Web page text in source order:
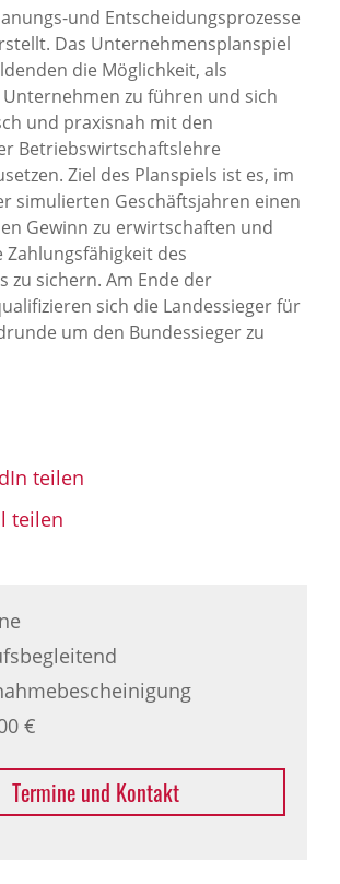
und Entscheidungsprozesse
Das Unternehmensplanspiel
die Möglichkeit, als
Unternehmen zu führen und sich
und praxisnah mit den
Betriebswirtschaftslehre
Ziel des Planspiels ist es, im
simulierten Geschäftsjahren einen
Gewinn zu erwirtschaften und
Zahlungsfähigkeit des
zu sichern. Am Ende der
sich die Landessieger für
um den Bundessieger zu
teilen
teilen
€
Termine und Kontakt